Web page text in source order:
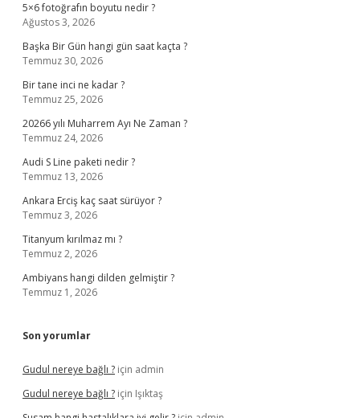
5×6 fotoğrafın boyutu nedir ?
Ağustos 3, 2026
Başka Bir Gün hangi gün saat kaçta ?
Temmuz 30, 2026
Bir tane inci ne kadar ?
Temmuz 25, 2026
20266 yılı Muharrem Ayı Ne Zaman ?
Temmuz 24, 2026
Audi S Line paketi nedir ?
Temmuz 13, 2026
Ankara Erciş kaç saat sürüyor ?
Temmuz 3, 2026
Titanyum kırılmaz mı ?
Temmuz 2, 2026
Ambiyans hangi dilden gelmiştir ?
Temmuz 1, 2026
Son yorumlar
Gudul nereye bağlı ? için admin
Gudul nereye bağlı ? için Işıktaş